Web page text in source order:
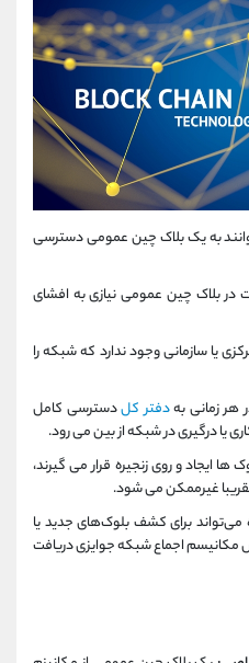
به یک بلاک چین عمومی دسترسی
در بلاک چین عمومی نیازی به افشای
یا سازمانی وجود ندارد که شبکه را
هر زمانی بهدفتر کلدسترسی کامل
یا درگیری در شبکه از بین می رود.
ایجاد و روی زنجیره قرار می گیرند،
غیرممکن می شود.
می‌تواند برای کشف بلوک‌های جدید یا
مکانیسم اجماع شبکه جوایزی دریافت